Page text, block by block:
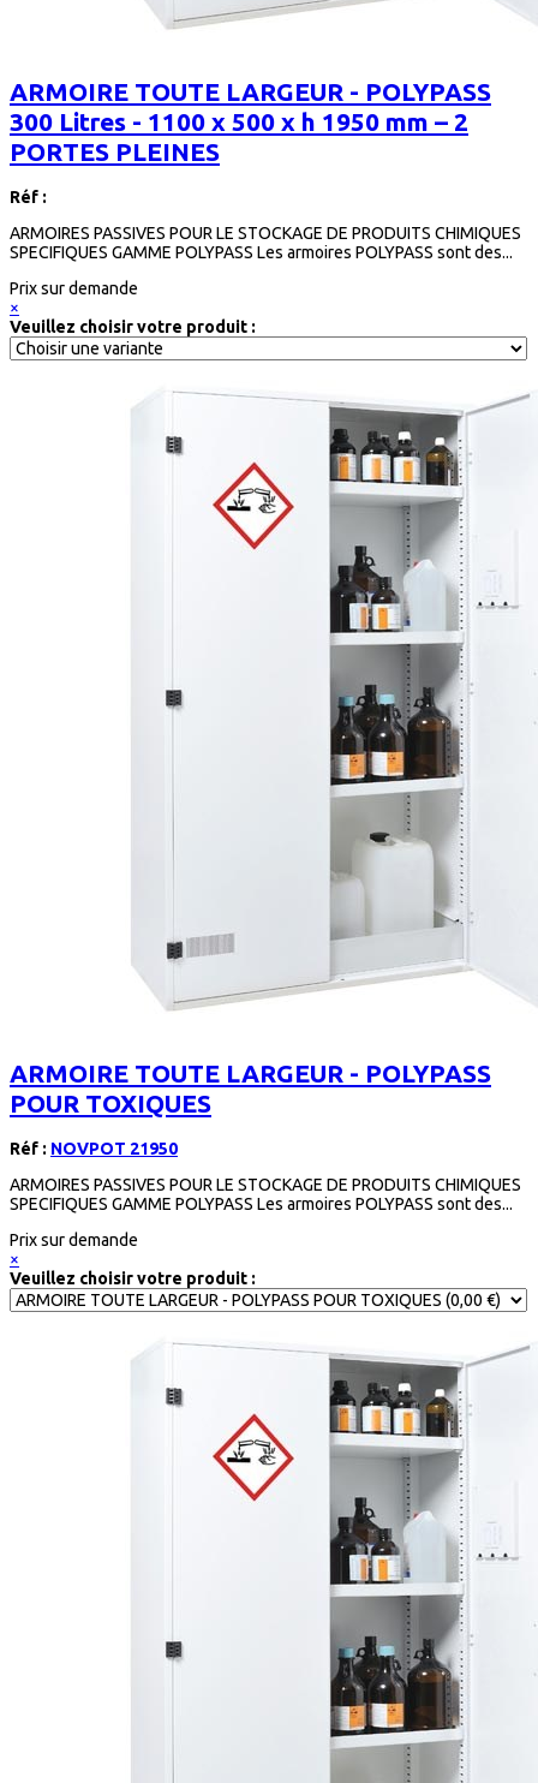
ARMOIRE TOUTE LARGEUR - POLYPASS
300 Litres - 1100 x 500 x h 1950 mm – 2
PORTES PLEINES
Réf :
ARMOIRES PASSIVES POUR LE STOCKAGE DE PRODUITS CHIMIQUES
SPECIFIQUES GAMME POLYPASS Les armoires POLYPASS sont des...
Prix sur demande
×
Veuillez choisir votre produit :
ARMOIRE TOUTE LARGEUR - POLYPASS
POUR TOXIQUES
Réf : NOVPOT 21950
ARMOIRES PASSIVES POUR LE STOCKAGE DE PRODUITS CHIMIQUES
SPECIFIQUES GAMME POLYPASS Les armoires POLYPASS sont des...
Prix sur demande
×
Veuillez choisir votre produit :